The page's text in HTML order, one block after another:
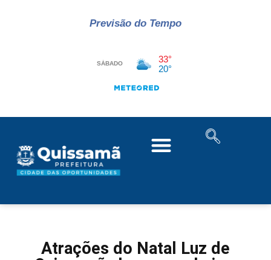
Previsão do Tempo
Atrações do Natal Luz de